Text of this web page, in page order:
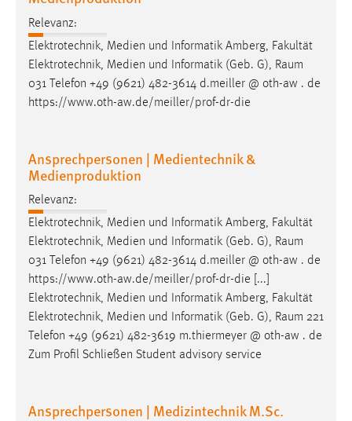
Relevanz:
Elektrotechnik, Medien und Informatik Amberg, Fakultät
Elektrotechnik, Medien und Informatik (Geb. G), Raum
031 Telefon +49 (9621) 482-3614 d.meiller @ oth-aw . de
https://www.oth-aw.de/meiller/prof-dr-die
Ansprechpersonen | Medientechnik &
Medienproduktion
Relevanz:
Elektrotechnik, Medien und Informatik Amberg, Fakultät
Elektrotechnik, Medien und Informatik (Geb. G), Raum
031 Telefon +49 (9621) 482-3614 d.meiller @ oth-aw . de
https://www.oth-aw.de/meiller/prof-dr-die [...]
Elektrotechnik, Medien und Informatik Amberg, Fakultät
Elektrotechnik, Medien und Informatik (Geb. G), Raum 221
Telefon +49 (9621) 482-3619 m.thiermeyer @ oth-aw . de
Zum Profil Schließen Student advisory service
Ansprechpersonen | Medizintechnik M.Sc.